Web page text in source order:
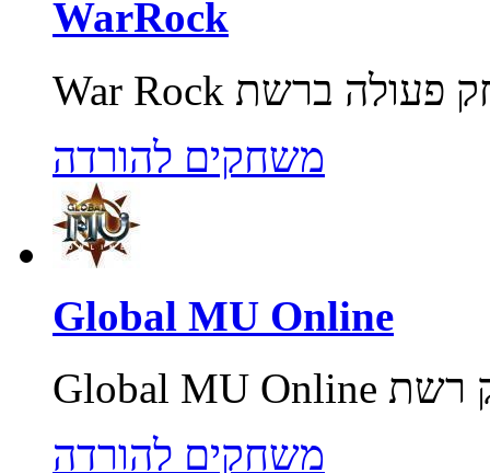
WarRock
משחקים להורדה
Global MU Online
משחקים להורדה